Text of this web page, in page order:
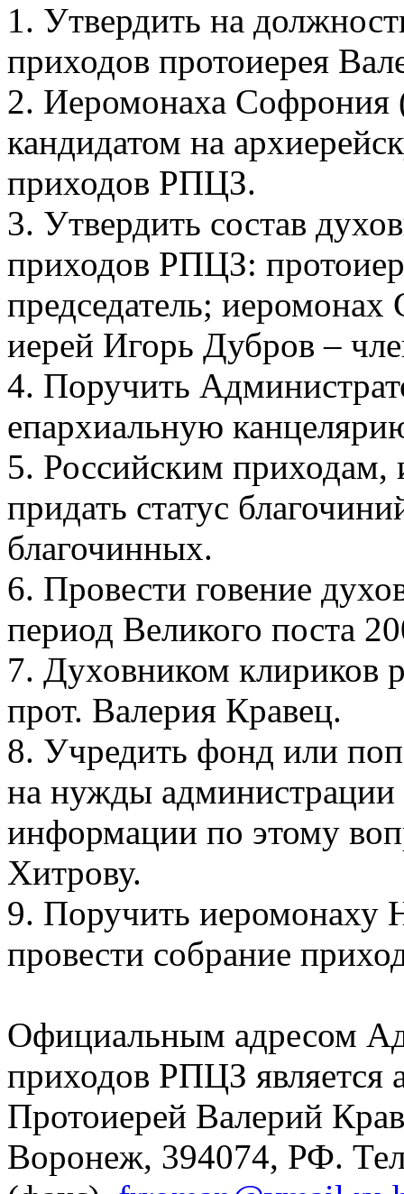
1. Утвердить на
приходов протоиерея
2. Иеромонаха Софрония
кандидатом на
приходов РПЦЗ.
3. Утвердить состав
приходов РПЦЗ:
председатель;
иерей Игорь Дубров –
4. Поручить
епархиальную
5. Российским
придать статус
благочинных.
6. Провести говение
период Великого поста
7. Духовником клириков
прот. Валерия Кравец.
8. Учредить фонд или
на нужды
информации по этому
Хитрову.
9. Поручить иеромонаху
провести собрание
Официальным адресом
приходов РПЦЗ является
Протоиерей Валерий
Воронеж, 394074, РФ.